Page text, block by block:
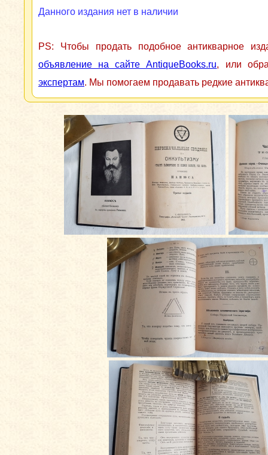
Данного издания нет в наличии
PS: Чтобы продать подобное антикварное
объявление на сайте AntiqueBooks.ru, или
экспертам. Мы помогаем продавать редкие